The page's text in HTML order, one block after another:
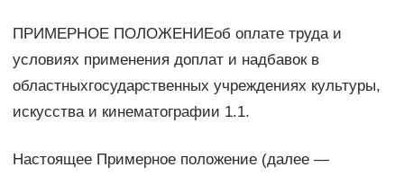
ПРИМЕРНОЕ ПОЛОЖЕНИЕоб оплате труда и
условиях применения доплат и надбавок в
областныхгосударственных учреждениях культуры,
искусства и кинематографии 1.1.
Настоящее Примерное положение (далее —